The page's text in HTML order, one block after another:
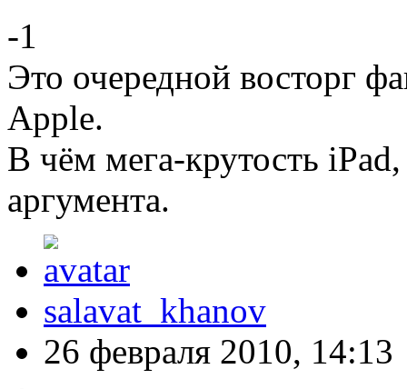
-1
Это очередной восторг
Apple.
В чём мега-крутость
аргумента.
salavat_khanov
26 февраля 2010, 14:13